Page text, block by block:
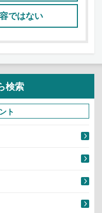
ではない
検索
ト